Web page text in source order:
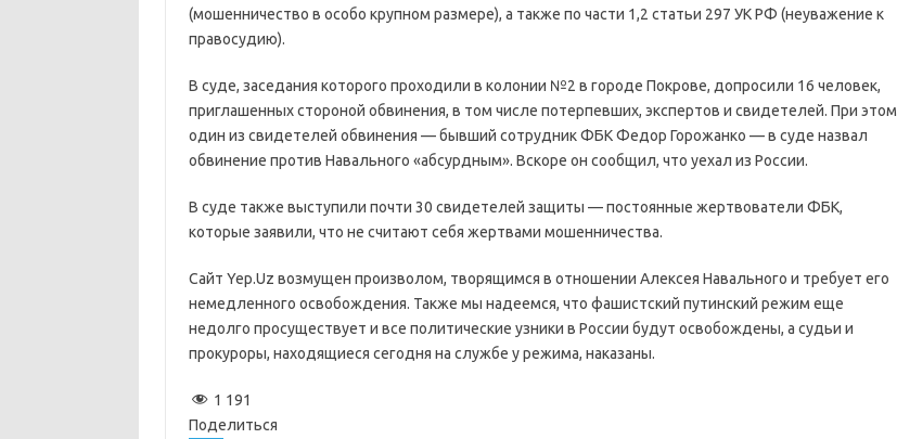
(мошенничество в особо крупном размере), а также по части 1,2 статьи 297 УК РФ (неуважение к
правосудию).
В суде, заседания которого проходили в колонии №2 в городе Покрове, допросили 16 человек,
приглашенных стороной обвинения, в том числе потерпевших, экспертов и свидетелей. При этом
один из свидетелей обвинения — бывший сотрудник ФБК Федор Горожанко — в суде назвал
обвинение против Навального «абсурдным». Вскоре он сообщил, что уехал из России.
В суде также выступили почти 30 свидетелей защиты — постоянные жертвователи ФБК,
которые заявили, что не считают себя жертвами мошенничества.
Сайт Yep.Uz возмущен произволом, творящимся в отношении Алексея Навального и требует его
немедленного освобождения. Также мы надеемся, что фашистский путинский режим еще
недолго просуществует и все политические узники в России будут освобождены, а судьи и
прокуроры, находящиеся сегодня на службе у режима, наказаны.
1 191
Поделиться